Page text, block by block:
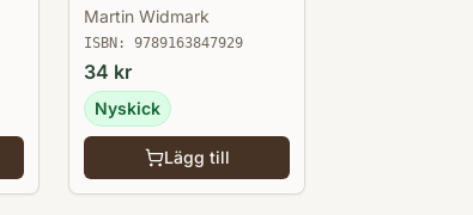
Detektivbyrå
Martin Widmark
ISBN: 9789163847929
34 kr
Nyskick
Lägg till